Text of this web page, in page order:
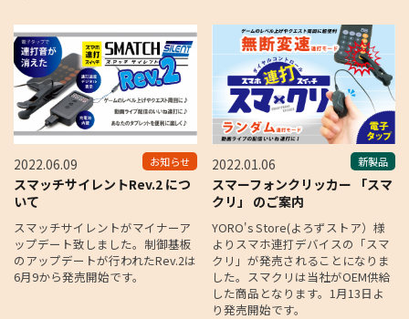
お知らせ
2022.06.09
スマッチサイレントRev.2 につ
いて
スマッチサイレントがマイナーア
ップデート致しました。制御基板
のアップデートが行われたRev.2は
6月9から発売開始です。
新製品
2022.01.06
スマーフォンクリッカー 「スマ
クリ」 のご案内
YORO's Store(よろずストア）様
よりスマホ連打デバイスの「スマ
クリ」が発売されることになりま
した。スマクリは当社がOEM供給
した商品となります。1月13日よ
り発売開始です。